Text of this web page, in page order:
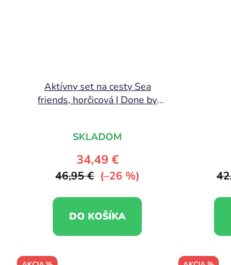
Aktívny set na cesty Sea
friends, horčicová | Done by
SKLADOM
34,49 €
46,95 € (–26 %)
DO KOŠÍKA